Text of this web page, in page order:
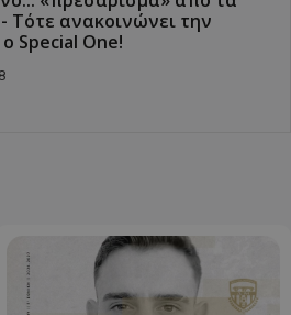
Τότε ανακοινώνει την
Special One!